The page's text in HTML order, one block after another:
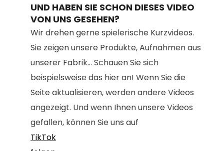
UND HABEN SIE SCHON DIESES VIDEO
VON UNS GESEHEN?
Wir drehen gerne spielerische Kurzvideos.
Sie zeigen unsere Produkte, Aufnahmen aus
unserer Fabrik... Schauen Sie sich
beispielsweise das hier an! Wenn Sie die
Seite aktualisieren, werden andere Videos
angezeigt. Und wenn Ihnen unsere Videos
gefallen, können Sie uns auf
TikTok